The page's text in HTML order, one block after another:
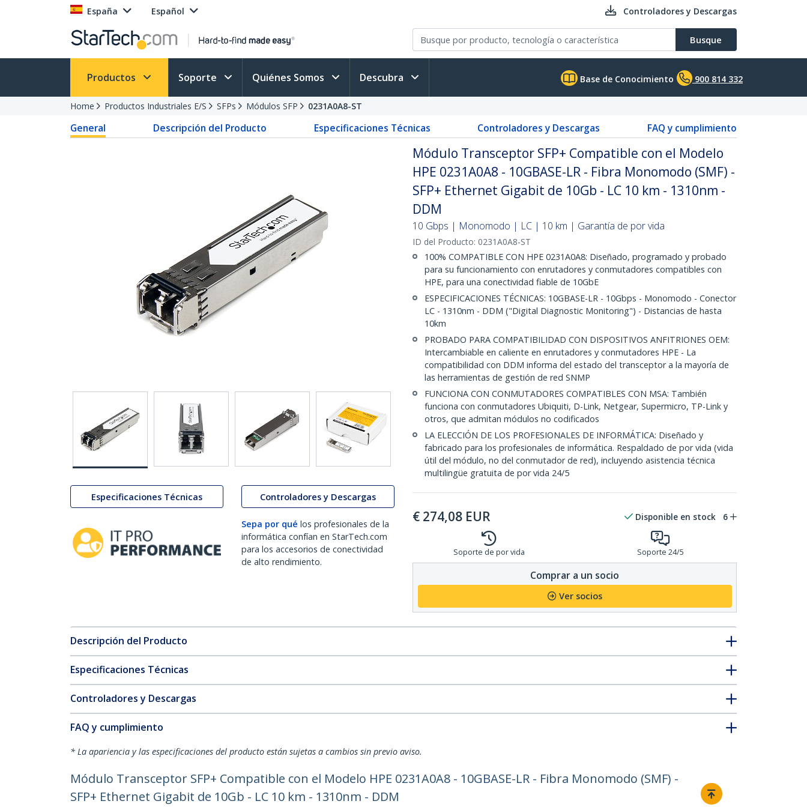
España Español Controladores y Descargas
Busque
Productos Soporte Quiénes Somos Descubra Base de Conocimiento 900 814 332
Home Productos Industriales E/S SFPs Módulos SFP 0231A0A8-ST
General Descripción del Producto Especificaciones Técnicas Controladores y Descargas FAQ y cumplimiento
Especificaciones Técnicas Controladores y Descargas
Sepa por qué los profesionales de la
informática confían en StarTech.com
para los accesorios de conectividad
de alto rendimiento.
Módulo Transceptor SFP+ Compatible con el Modelo
HPE 0231A0A8 - 10GBASE-LR - Fibra Monomodo (SMF) -
SFP+ Ethernet Gigabit de 10Gb - LC 10 km - 1310nm -
DDM
10 Gbps | Monomodo | LC | 10 km | Garantía de por vida
ID del Producto: 0231A0A8-ST
100% COMPATIBLE CON HPE 0231A0A8: Diseñado, programado y probado
para su funcionamiento con enrutadores y conmutadores compatibles con
HPE, para una conectividad fiable de 10GbE
ESPECIFICACIONES TÉCNICAS: 10GBASE-LR - 10Gbps - Monomodo - Conector
LC - 1310nm - DDM ("Digital Diagnostic Monitoring") - Distancias de hasta
10km
PROBADO PARA COMPATIBILIDAD CON DISPOSITIVOS ANFITRIONES OEM:
Intercambiable en caliente en enrutadores y conmutadores HPE - La
compatibilidad con DDM informa del estado del transceptor a la mayoría de
las herramientas de gestión de red SNMP
FUNCIONA CON CONMUTADORES COMPATIBLES CON MSA: También
funciona con conmutadores Ubiquiti, D-Link, Netgear, Supermicro, TP-Link y
otros, que admitan módulos no codificados
LA ELECCIÓN DE LOS PROFESIONALES DE INFORMÁTICA: Diseñado y
fabricado para los profesionales de informática. Respaldado de por vida (vida
útil del módulo, no del conmutador de red), incluyendo asistencia técnica
multilingüe gratuita de por vida 24/5
€ 274,08 EUR Disponible en stock 6
Soporte de por vida Soporte 24/5
Comprar a un socio
Ver socios
Descripción del Producto
Especificaciones Técnicas
Controladores y Descargas
FAQ y cumplimiento
* La apariencia y las especificaciones del producto están sujetas a cambios sin previo aviso.
Módulo Transceptor SFP+ Compatible con el Modelo HPE 0231A0A8 - 10GBASE-LR - Fibra Monomodo (SMF) -
SFP+ Ethernet Gigabit de 10Gb - LC 10 km - 1310nm - DDM